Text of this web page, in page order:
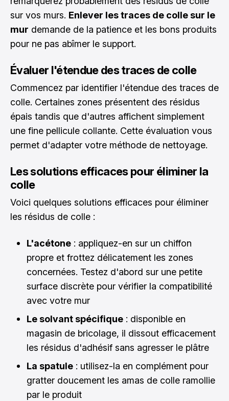
sur vos murs. Enlever les traces de colle sur le
mur demande de la patience et les bons produits
pour ne pas abîmer le support.
Évaluer l'étendue des traces de colle
Commencez par identifier l'étendue des traces de
colle. Certaines zones présentent des résidus
épais tandis que d'autres affichent simplement
une fine pellicule collante. Cette évaluation vous
permet d'adapter votre méthode de nettoyage.
Les solutions efficaces pour éliminer la
colle
Voici quelques solutions efficaces pour éliminer
les résidus de colle :
L'acétone : appliquez-en sur un chiffon
propre et frottez délicatement les zones
concernées. Testez d'abord sur une petite
surface discrète pour vérifier la compatibilité
avec votre mur
Le solvant spécifique : disponible en
magasin de bricolage, il dissout efficacement
les résidus d'adhésif sans agresser le plâtre
La spatule : utilisez-la en complément pour
gratter doucement les amas de colle ramollie
par le produit